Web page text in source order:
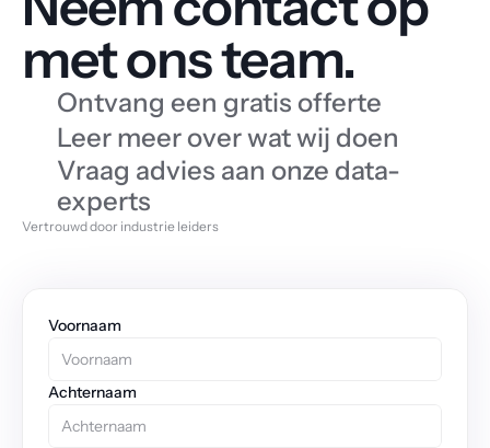
met ons team.
Ontvang een gratis offerte
Leer meer over wat wij doen
Vraag advies aan onze data-
experts
Vertrouwd door industrie leiders
Voornaam
Achternaam